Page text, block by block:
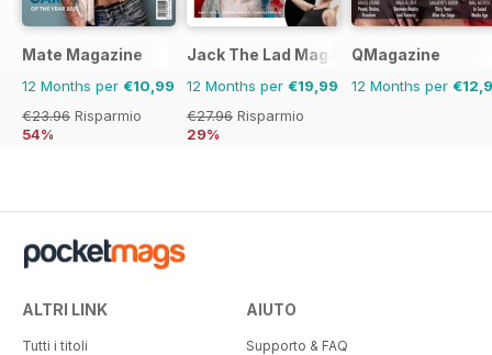
Mate Magazine
12 Months per €10,99
€23.96 Risparmio
54%
Jack The Lad Magazine
12 Months per €19,99
€27.96 Risparmio
29%
QMagazine
12 Months per
ALTRI LINK
Tutti i titoli
AIUTO
Supporto & FAQ